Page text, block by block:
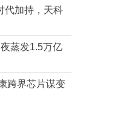
代加持，天科
蒸发1.5万亿
跨界芯片谋变